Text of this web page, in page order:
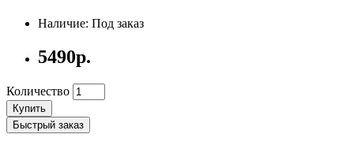
Наличие: Под заказ
5490р.
Количество
Купить
Быстрый заказ